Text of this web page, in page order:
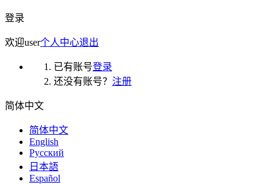
登录
欢迎user个人中心退出
已有账号登录
还没有账号？ 注册
简体中文
简体中文
English
Русский
日本語
Español